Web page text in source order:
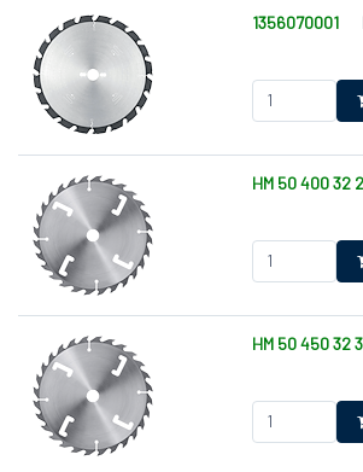
1356070001
HM 50 400 32
HM 50 450 32